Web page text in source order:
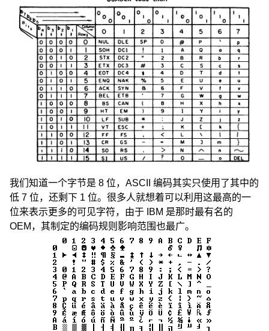
我们知道一个字节是 8 位，ASCII 编码其实只使用了其中的
低 7 位，还剩下 1 位。很多人就想着可以利用这最高的一
位来表示更多的可见字符，由于 IBM 是那时最有名的
OEM，其制定的编码规则影响范围也最广。